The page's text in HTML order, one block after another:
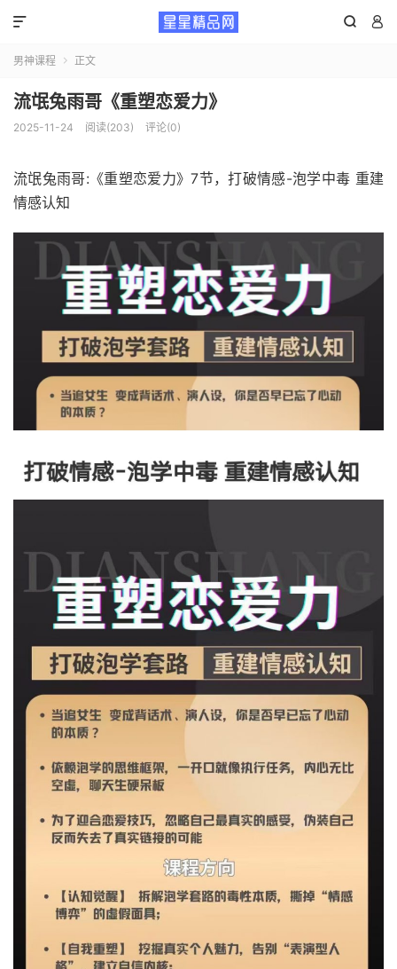
 

男神课程  正文
流氓兔雨哥《重塑恋爱力》
2025-11-24 阅读(203) 评论(0)
流氓兔雨哥:《重塑恋爱力》7节，打破情感-泡学中毒 重建
情感认知